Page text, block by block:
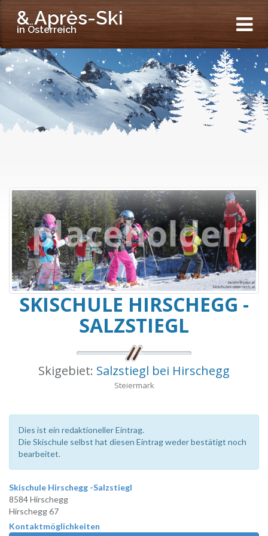
& Après-Ski
in Österreich
SKISCHULE HIRSCHEGG -
SALZSTIEGL
Skigebiet: Salzstiegl bei Hirschegg
Steiermark
Dies ist ein redaktioneller Eintrag.
Die Skischule selbst hat diesen Eintrag weder bestätigt noch
bearbeitet.
Skischule Hirschegg -Salzstiegl
8584 Hirschegg
Hirschegg 67
Kontaktmöglichkeiten